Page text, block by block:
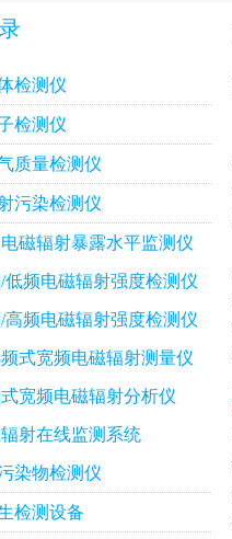
检测仪
检测仪
质量检测仪
污染检测仪
磁辐射暴露水平监测仪
低频电磁辐射强度检测仪
高频电磁辐射强度检测仪
式宽频电磁辐射测量仪
宽频电磁辐射分析仪
射在线监测系统
染物检测仪
检测设备